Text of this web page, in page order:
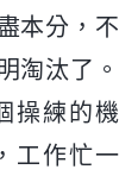
本分，不
淘汰了。
操練的機
工作忙一